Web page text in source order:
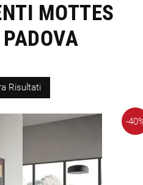
MOTTES
Risultati
-